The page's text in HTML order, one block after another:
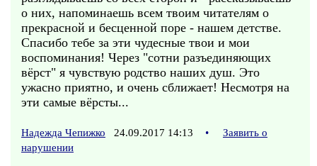
о них, напоминаешь всем твоим читателям о
прекрасной и бесценной поре - нашем детстве.
Спасибо тебе за эти чудесные твои и мои
воспоминания! Через "сотни разъединяющих
вёрст" я чувствую родство наших душ. Это
ужасно приятно, и очень сближает! Несмотря на
эти самые вёрсты...
Надежда Чепижко 24.09.2017 14:13 •
Заявить о
нарушении